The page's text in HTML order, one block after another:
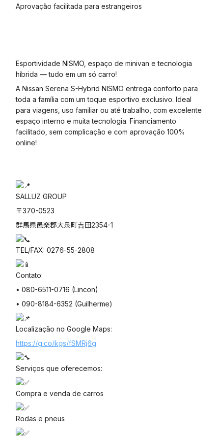
Aprovação facilitada para estrangeiros
Esportividade NISMO, espaço de minivan e tecnologia
híbrida — tudo em um só carro!
A Nissan Serena S-Hybrid NISMO entrega conforto para
toda a família com um toque esportivo exclusivo. Ideal
para viagens, uso familiar ou até trabalho, com excelente
espaço interno e muita tecnologia. Financiamento
facilitado, sem complicação e com aprovação 100%
online!
SALLUZ GROUP
〒370-0523
群馬県邑楽郡大泉町吉田2354-1
TEL/FAX: 0276-55-2808
Contato:
• 080-6511-0716 (Lincon)
• 090-8184-6352 (Guilherme)
Localização no Google Maps:
https://g.co/kgs/fSMRj6g
Serviços que oferecemos:
Compra e venda de carros
Rodas e pneus